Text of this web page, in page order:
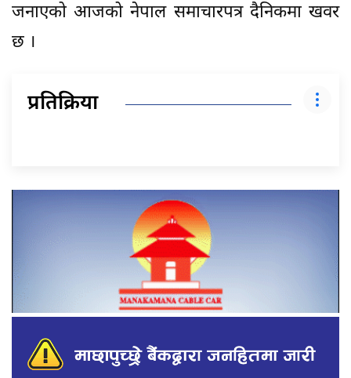
जनाएको आजको नेपाल समाचारपत्र दैनिकमा खवर
छ ।
प्रतिक्रिया